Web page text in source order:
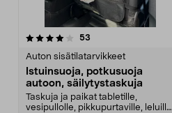
53
Auton sisätilatarvikkeet
Istuinsuoja, potkusuoja
autoon, säilytystaskuja
Taskuja ja paikat tabletille,
vesipullolle, pikkupurtaville, leluille
4.5 viidestä